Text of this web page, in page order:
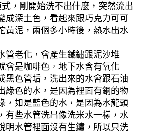
式，剛開始洗不出什麼，突然流出
成深土色，看起來跟巧克力可可
黃泥，兩個多小時後，熱水出水
管老化，會產生鐵鏽跟泥沙堆
會是咖啡色，地下水含有氧化
黑色管垢，洗出來的水會跟石油
綠色的水，是因為裡面有銅的物
，如是藍色的水，是因為水龍頭
有些水管洗出像洗米水一樣，水
明水管裡面沒有生鏽，所以只洗